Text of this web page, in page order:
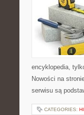
encyklopedia,
Nowości na
serwisu są
CATEGORIES: